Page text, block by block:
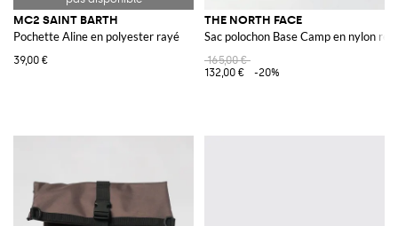
MC2 SAINT BARTH
Pochette Aline en polyester rayé
39,00 €
THE NORTH FACE
Sac polochon Base Camp en nylon
165,00 €
132,00 €
-20%